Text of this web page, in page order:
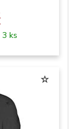
ks